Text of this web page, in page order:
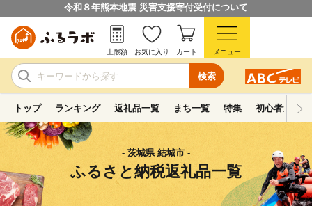
令和８年熊本地震 災害支援寄付受付について
検索
上限額 お気に入り カート メニュー
トップ ランキング 返礼品一覧 まち一覧 特集 初心者ガイド
- 茨城県 結城市 -
ふるさと納税返礼品一覧